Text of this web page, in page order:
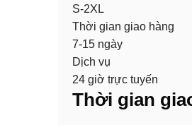
S-2XL
Thời gian giao hàng
7-15 ngày
Dịch vụ
24 giờ trực tuyến
Thời gian